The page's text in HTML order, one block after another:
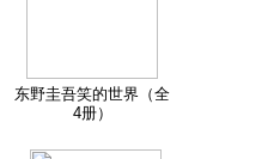
东野圭吾笑的世界（全
4册）